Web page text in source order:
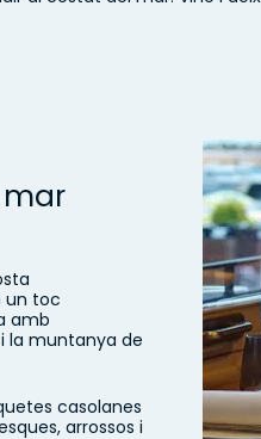
un toc
amb
la muntanya de
casolanes
arrossos i